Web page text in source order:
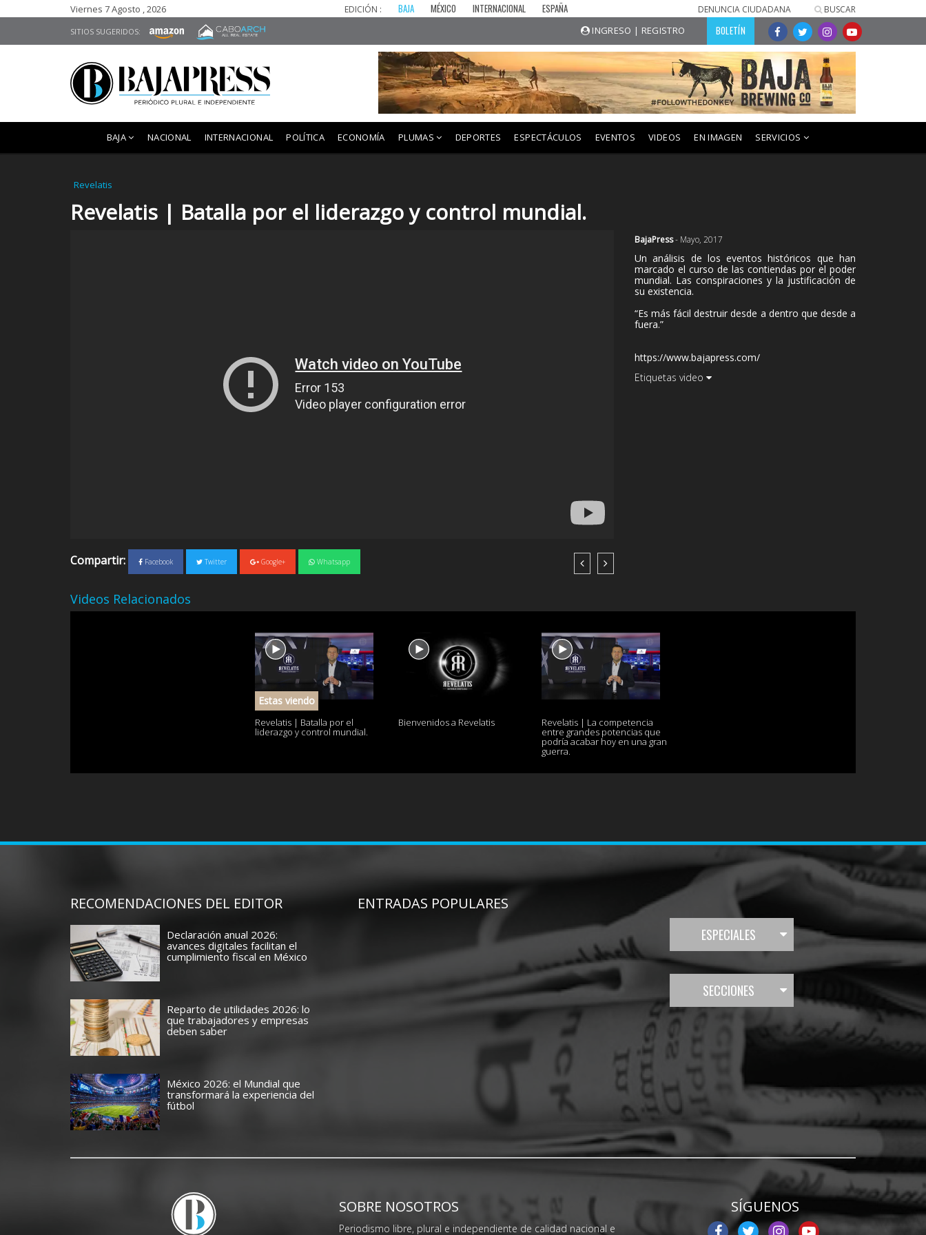
Viernes 7 Agosto , 2026 EDICIÓN : BAJA MÉXICO INTERNACIONAL ESPAÑA DENUNCIA CIUDADANA BUSCAR
SITIOS SUGERIDOS: INGRESO | REGISTRO BOLETÍN
BAJA NACIONAL INTERNACIONAL POLÍTICA ECONOMÍA PLUMAS DEPORTES ESPECTÁCULOS EVENTOS VIDEOS EN IMAGEN SERVICIOS
Revelatis
Revelatis | Batalla por el liderazgo y control mundial.
Compartir: Facebook Twitter Google+ Whatsapp
BajaPress- Mayo, 2017
Un análisis de los eventos históricos que han
marcado el curso de las contiendas por el poder
mundial. Las conspiraciones y la justificación de
su existencia.
“Es más fácil destruir desde a dentro que desde a
fuera.”
https://www.bajapress.com/
Etiquetas video
Videos Relacionados
Estas viendo
Revelatis | Batalla por el
liderazgo y control mundial.
Bienvenidos a Revelatis Revelatis | La competencia
entre grandes potencias que
podría acabar hoy en una gran
guerra.
RECOMENDACIONES DEL EDITOR
Declaración anual 2026:
avances digitales facilitan el
cumplimiento fiscal en México
Reparto de utilidades 2026: lo
que trabajadores y empresas
deben saber
México 2026: el Mundial que
transformará la experiencia del
fútbol
ENTRADAS POPULARES
ESPECIALES
SECCIONES
SOBRE NOSOTROS
Periodismo libre, plural e independiente de calidad nacional e
SÍGUENOS